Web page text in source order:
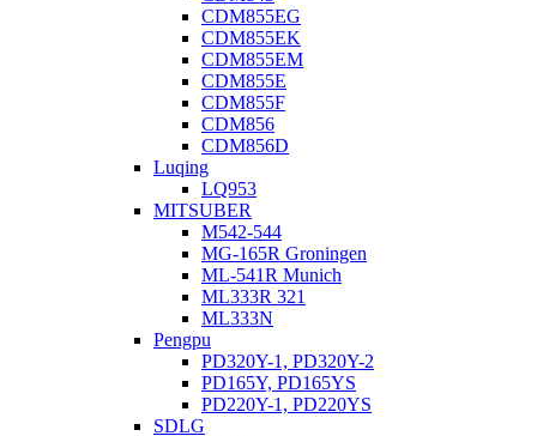
CDM855EG
CDM855EK
CDM855EM
CDM855E
CDM855F
CDM856
CDM856D
Luqing
LQ953
MITSUBER
M542-544
MG-165R Groningen
ML-541R Munich
ML333R 321
ML333N
Pengpu
PD320Y-1, PD320Y-2
PD165Y, PD165YS
PD220Y-1, PD220YS
SDLG